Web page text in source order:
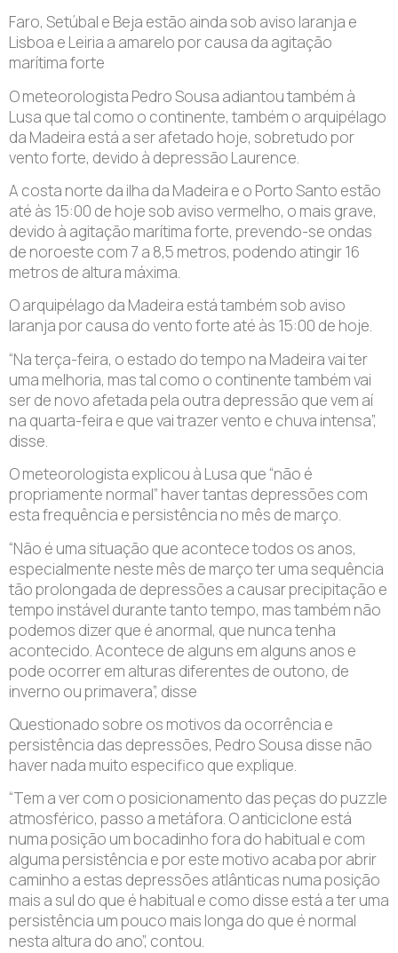
Faro, Setúbal e Beja estão ainda sob aviso laranja e
Lisboa e Leiria a amarelo por causa da agitação
marítima forte
O meteorologista Pedro Sousa adiantou também à
Lusa que tal como o continente, também o arquipélago
da Madeira está a ser afetado hoje, sobretudo por
vento forte, devido à depressão Laurence.
A costa norte da ilha da Madeira e o Porto Santo estão
até às 15:00 de hoje sob aviso vermelho, o mais grave,
devido à agitação marítima forte, prevendo-se ondas
de noroeste com 7 a 8,5 metros, podendo atingir 16
metros de altura máxima.
O arquipélago da Madeira está também sob aviso
laranja por causa do vento forte até às 15:00 de hoje.
“Na terça-feira, o estado do tempo na Madeira vai ter
uma melhoria, mas tal como o continente também vai
ser de novo afetada pela outra depressão que vem aí
na quarta-feira e que vai trazer vento e chuva intensa”,
disse.
O meteorologista explicou à Lusa que “não é
propriamente normal” haver tantas depressões com
esta frequência e persistência no mês de março.
“Não é uma situação que acontece todos os anos,
especialmente neste mês de março ter uma sequência
tão prolongada de depressões a causar precipitação e
tempo instável durante tanto tempo, mas também não
podemos dizer que é anormal, que nunca tenha
acontecido. Acontece de alguns em alguns anos e
pode ocorrer em alturas diferentes de outono, de
inverno ou primavera”, disse
Questionado sobre os motivos da ocorrência e
persistência das depressões, Pedro Sousa disse não
haver nada muito especifico que explique.
“Tem a ver com o posicionamento das peças do puzzle
atmosférico, passo a metáfora. O anticiclone está
numa posição um bocadinho fora do habitual e com
alguma persistência e por este motivo acaba por abrir
caminho a estas depressões atlânticas numa posição
mais a sul do que é habitual e como disse está a ter uma
persistência um pouco mais longa do que é normal
nesta altura do ano”, contou.